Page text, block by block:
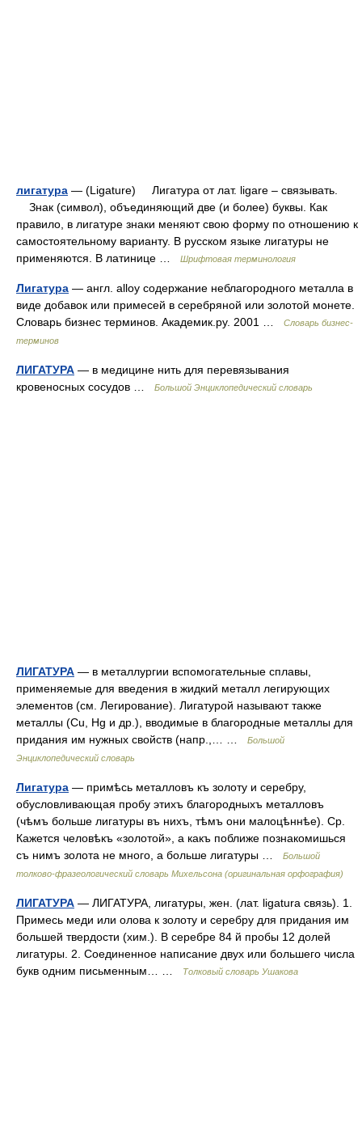
лигатура — (Ligature) Лигатура от лат. ligare – связывать.
Знак (символ), объединяющий две (и более) буквы. Как
правило, в лигатуре знаки меняют свою форму по отношению к
самостоятельному варианту. В русском языке лигатуры не
применяются. В латинице …
Шрифтовая терминология
Лигатура — англ. alloy содержание неблагородного металла в
виде добавок или примесей в серебряной или золотой монете.
Словарь бизнес терминов. Академик.ру. 2001 …
Словарь бизнес-
терминов
ЛИГАТУРА — в медицине нить для перевязывания
кровеносных сосудов …
Большой Энциклопедический словарь
ЛИГАТУРА — в металлургии вспомогательные сплавы,
применяемые для введения в жидкий металл легирующих
элементов (см. Легирование). Лигатурой называют также
металлы (Cu, Hg и др.), вводимые в благородные металлы для
придания им нужных свойств (напр.,… …
Большой
Энциклопедический словарь
Лигатура — примѣсь металловъ къ золоту и серебру,
обусловливающая пробу этихъ благородныхъ металловъ
(чѣмъ больше лигатуры въ нихъ, тѣмъ они малоцѣннѣе). Ср.
Кажется человѣкъ «золотой», а какъ поближе познакомишься
съ нимъ золота не много, а больше лигатуры …
Большой
толково-фразеологический словарь Михельсона (оригинальная орфография)
ЛИГАТУРА — ЛИГАТУРА, лигатуры, жен. (лат. ligatura связь). 1.
Примесь меди или олова к золоту и серебру для придания им
большей твердости (хим.). В серебре 84 й пробы 12 долей
лигатуры. 2. Соединенное написание двух или большего числа
букв одним письменным… …
Толковый словарь Ушакова